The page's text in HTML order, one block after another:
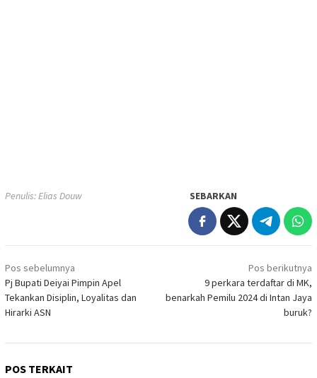
Penulis: Elias Douw SEBARKAN
Navigasi
pos
Pos sebelumnya
Pj Bupati Deiyai Pimpin Apel
Tekankan Disiplin, Loyalitas dan
Hirarki ASN
Pos berikutnya
9 perkara terdaftar di MK,
benarkah Pemilu 2024 di Intan Jaya
buruk?
POS TERKAIT